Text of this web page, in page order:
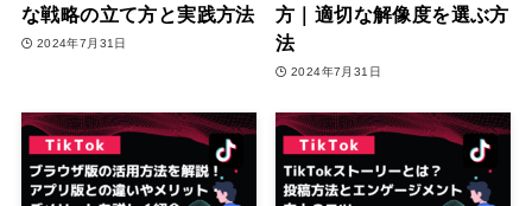
な戦略の立て方と実践方法
2024年7月31日
方｜適切な解像度を選ぶ方
法
2024年7月31日